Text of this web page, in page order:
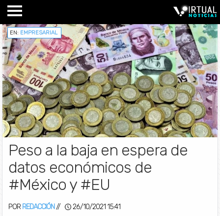
EN: EMPRESARIAL
Peso a la baja en espera de
datos económicos de
#México y #EU
POR REDACCIÓN // 26/10/2021 15:41